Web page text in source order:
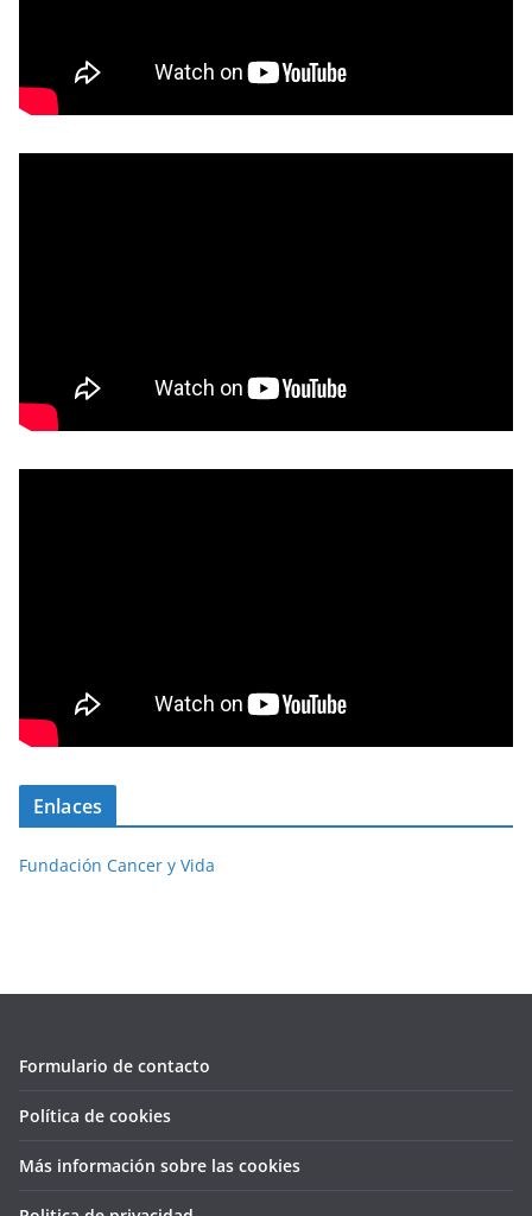
Enlaces
Fundación Cancer y Vida
Formulario de contacto
Política de cookies
Más información sobre las cookies